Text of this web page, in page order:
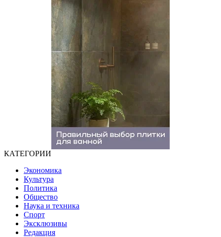
КАТЕГОРИИ
Экономика
Культура
Политика
Общество
Наука и техника
Спорт
Эксклюзивы
Редакция